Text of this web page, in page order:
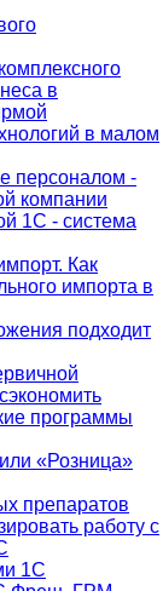
в
в малом
персоналом -
компании
1C - система
Как
импорта в
подходит
программы
«Розница»
препаратов
работу с
1С